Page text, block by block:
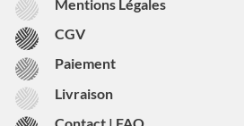
Mentions Légales
CGV
Paiement
Livraison